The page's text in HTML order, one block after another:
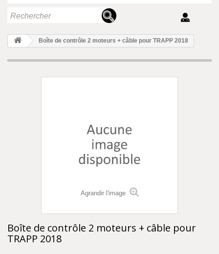
Boîte de contrôle 2 moteurs + câble pour TRAPP 2018
Agrandir l'image
Boîte de contrôle 2 moteurs + câble pour
TRAPP 2018